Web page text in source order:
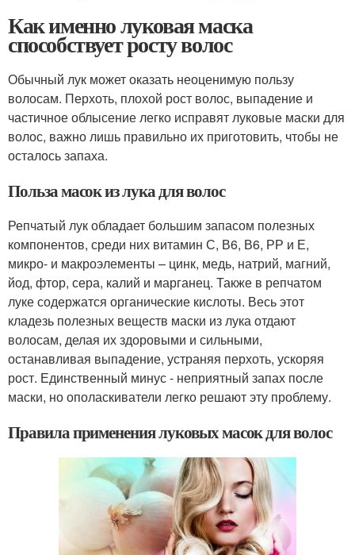
Как именно луковая маска
способствует росту волос
Обычный лук может оказать неоценимую пользу
волосам. Перхоть, плохой рост волос, выпадение и
частичное облысение легко исправят луковые маски для
волос, важно лишь правильно их приготовить, чтобы не
осталось запаха.
Польза масок из лука для волос
Репчатый лук обладает большим запасом полезных
компонентов, среди них витамин С, В6, В6, РР и Е,
микро- и макроэлементы – цинк, медь, натрий, магний,
йод, фтор, сера, калий и марганец. Также в репчатом
луке содержатся органические кислоты. Весь этот
кладезь полезных веществ маски из лука отдают
волосам, делая их здоровыми и сильными,
останавливая выпадение, устраняя перхоть, ускоряя
рост. Единственный минус - неприятный запах после
маски, но ополаскиватели легко решают эту проблему.
Правила применения луковых масок для волос